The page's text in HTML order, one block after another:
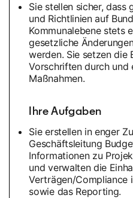
Sie stellen sicher, dass
und Richtlinien auf
Kommunalebene stets
gesetzliche
werden. Sie setzen die
Vorschriften durch und
Maßnahmen.
Ihre Aufgaben
Sie erstellen in enger
Geschäftsleitung
Informationen zu
und verwalten die
Verträgen/Compliance
sowie das Reporting.